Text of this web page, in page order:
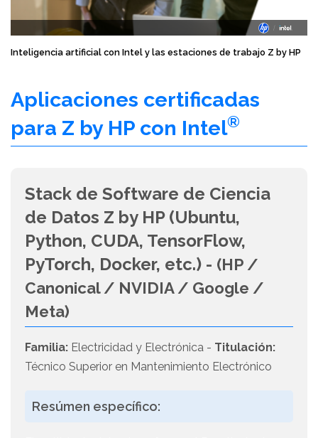
Inteligencia artificial con Intel y las estaciones de trabajo Z by HP
Aplicaciones certificadas
para Z by HP con Intel®
Stack de Software de Ciencia
de Datos Z by HP (Ubuntu,
Python, CUDA, TensorFlow,
PyTorch, Docker, etc.) - (HP /
Canonical / NVIDIA / Google /
Meta)
Familia: Electricidad y Electrónica - Titulación:
Técnico Superior en Mantenimiento Electrónico
Resúmen específico: